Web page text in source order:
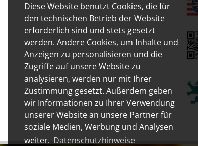
Diese Website benutzt Cookies, die für
den technischen Betrieb der Website
erforderlich sind und stets gesetzt
werden. Andere Cookies, um Inhalte und
Anzeigen zu personalisieren und die
Zugriffe auf unsere Website zu
analysieren, werden nur mit Ihrer
Zustimmung gesetzt. Außerdem geben
wir Informationen zu Ihrer Verwendung
unserer Website an unsere Partner für
soziale Medien, Werbung und Analysen
weiter. Datenschutzhinweise